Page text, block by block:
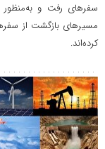
از سفر‌های عتبات